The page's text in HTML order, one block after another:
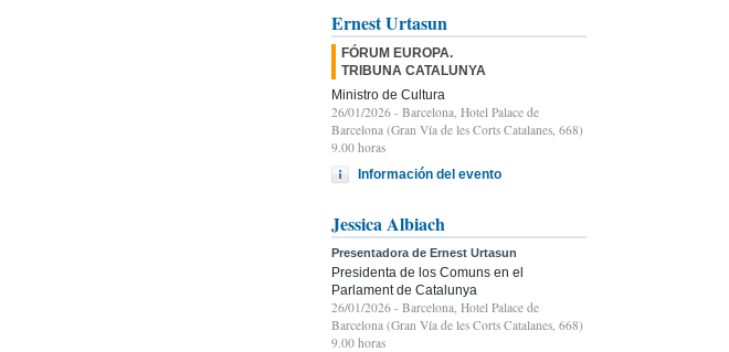
Ernest Urtasun
FÓRUM EUROPA.
TRIBUNA CATALUNYA
Ministro de Cultura
26/01/2026 - Barcelona, Hotel Palace de
Barcelona (Gran Vía de les Corts Catalanes, 668)
9.00 horas
Información del evento
Jessica Albiach
Presentadora de Ernest Urtasun
Presidenta de los Comuns en el
Parlament de Catalunya
26/01/2026 - Barcelona, Hotel Palace de
Barcelona (Gran Vía de les Corts Catalanes, 668)
9.00 horas